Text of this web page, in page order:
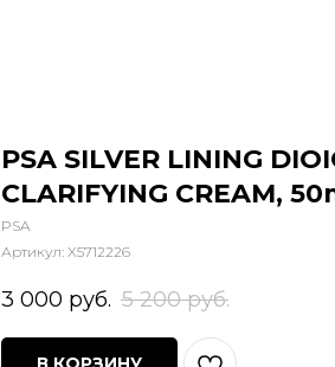
PSA SILVER LINING
CLARIFYING CREAM,
PSA
Артикул: X5712226
3 000 руб. 5 200 руб.